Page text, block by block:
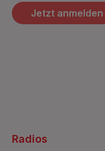
Jetzt anmelden
Radios